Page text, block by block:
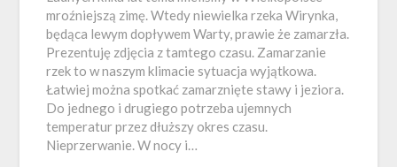
mroźniejszą zimę. Wtedy niewielka rzeka Wirynka,
będąca lewym dopływem Warty, prawie że zamarzła.
Prezentuję zdjęcia z tamtego czasu. Zamarzanie
rzek to w naszym klimacie sytuacja wyjątkowa.
Łatwiej można spotkać zamarznięte stawy i jeziora.
Do jednego i drugiego potrzeba ujemnych
temperatur przez dłuższy okres czasu.
Nieprzerwanie. W nocy i…